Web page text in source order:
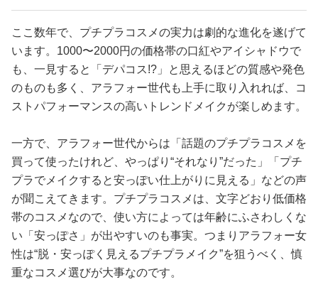
ここ数年で、プチプラコスメの実力は劇的な進化を遂げて
います。1000〜2000円の価格帯の口紅やアイシャドウで
も、一見すると「デパコス!?」と思えるほどの質感や発色
のものも多く、アラフォー世代も上手に取り入れれば、コ
ストパフォーマンスの高いトレンドメイクが楽しめます。
一方で、アラフォー世代からは「話題のプチプラコスメを
買って使ったけれど、やっぱり“それなり”だった」「プチ
プラでメイクすると安っぽい仕上がりに見える」などの声
が聞こえてきます。プチプラコスメは、文字どおり低価格
帯のコスメなので、使い方によっては年齢にふさわしくな
い「安っぽさ」が出やすいのも事実。つまりアラフォー女
性は“脱・安っぽく見えるプチプラメイク”を狙うべく、慎
重なコスメ選びが大事なのです。